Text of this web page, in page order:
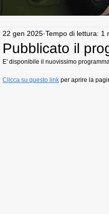
Pubblicato il
22 gen 2025 Tempo di lettura: 1
E' disponibile il nuovissimo
Clicca su questo link per aprire la